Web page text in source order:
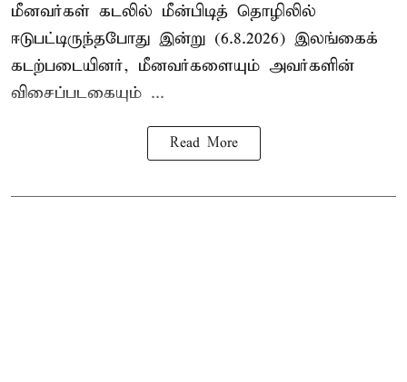
மீனவர்கள் கடலில் மீன்பிடித் தொழிலில்
ஈடுபட்டிருந்தபோது இன்று (6.8.2026) இலங்கைக்
கடற்படையினர், மீனவர்களையும் அவர்களின்
விசைப்படகையும் ...
Read More